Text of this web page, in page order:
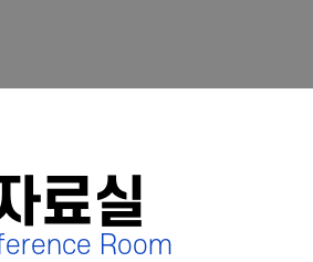
료실
Room